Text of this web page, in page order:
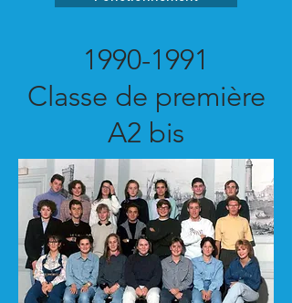
1990-1991
Classe de première
A2 bis